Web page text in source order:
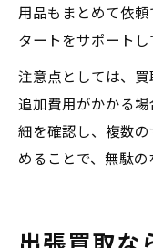
用品もまとめて依
タートをサポートし
注意点としては、
追加費用がかかる
細を確認し、複数
めることで、無駄の